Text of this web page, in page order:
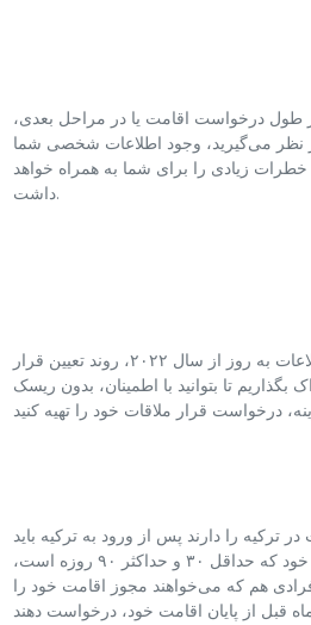
طول درخواست اقامت یا در مراحل بعدی،
نظر می‌گیرید، وجود اطلاعات شخصی شما
زیادی را برای شما به همراه خواهد
داشت.
بدین منظور، می‌خواهیم با اطلاعات به روز از سال ۲۰۲۲، روند تعیین قرار
بگذاریم تا بتوانید با اطمینان، بدون ریسک
ترکیه را دارند پس از ورود به ترکیه باید
قبل از انقضای مدت ویزای خود که حداقل ۳۰ و حداکثر ۹۰ روزه است،
هم که می‌خواهند مجوز اقامت خود را